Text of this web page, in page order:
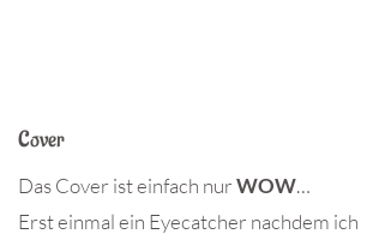
Cover
Das Cover ist einfach nurWOW…
Erst einmal ein Eyecatcher nachdem ich